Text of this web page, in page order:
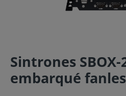
Sintrones SBOX-
embarqué